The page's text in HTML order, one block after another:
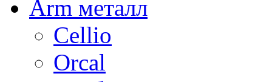
Arm металл
Cellio
Orcal